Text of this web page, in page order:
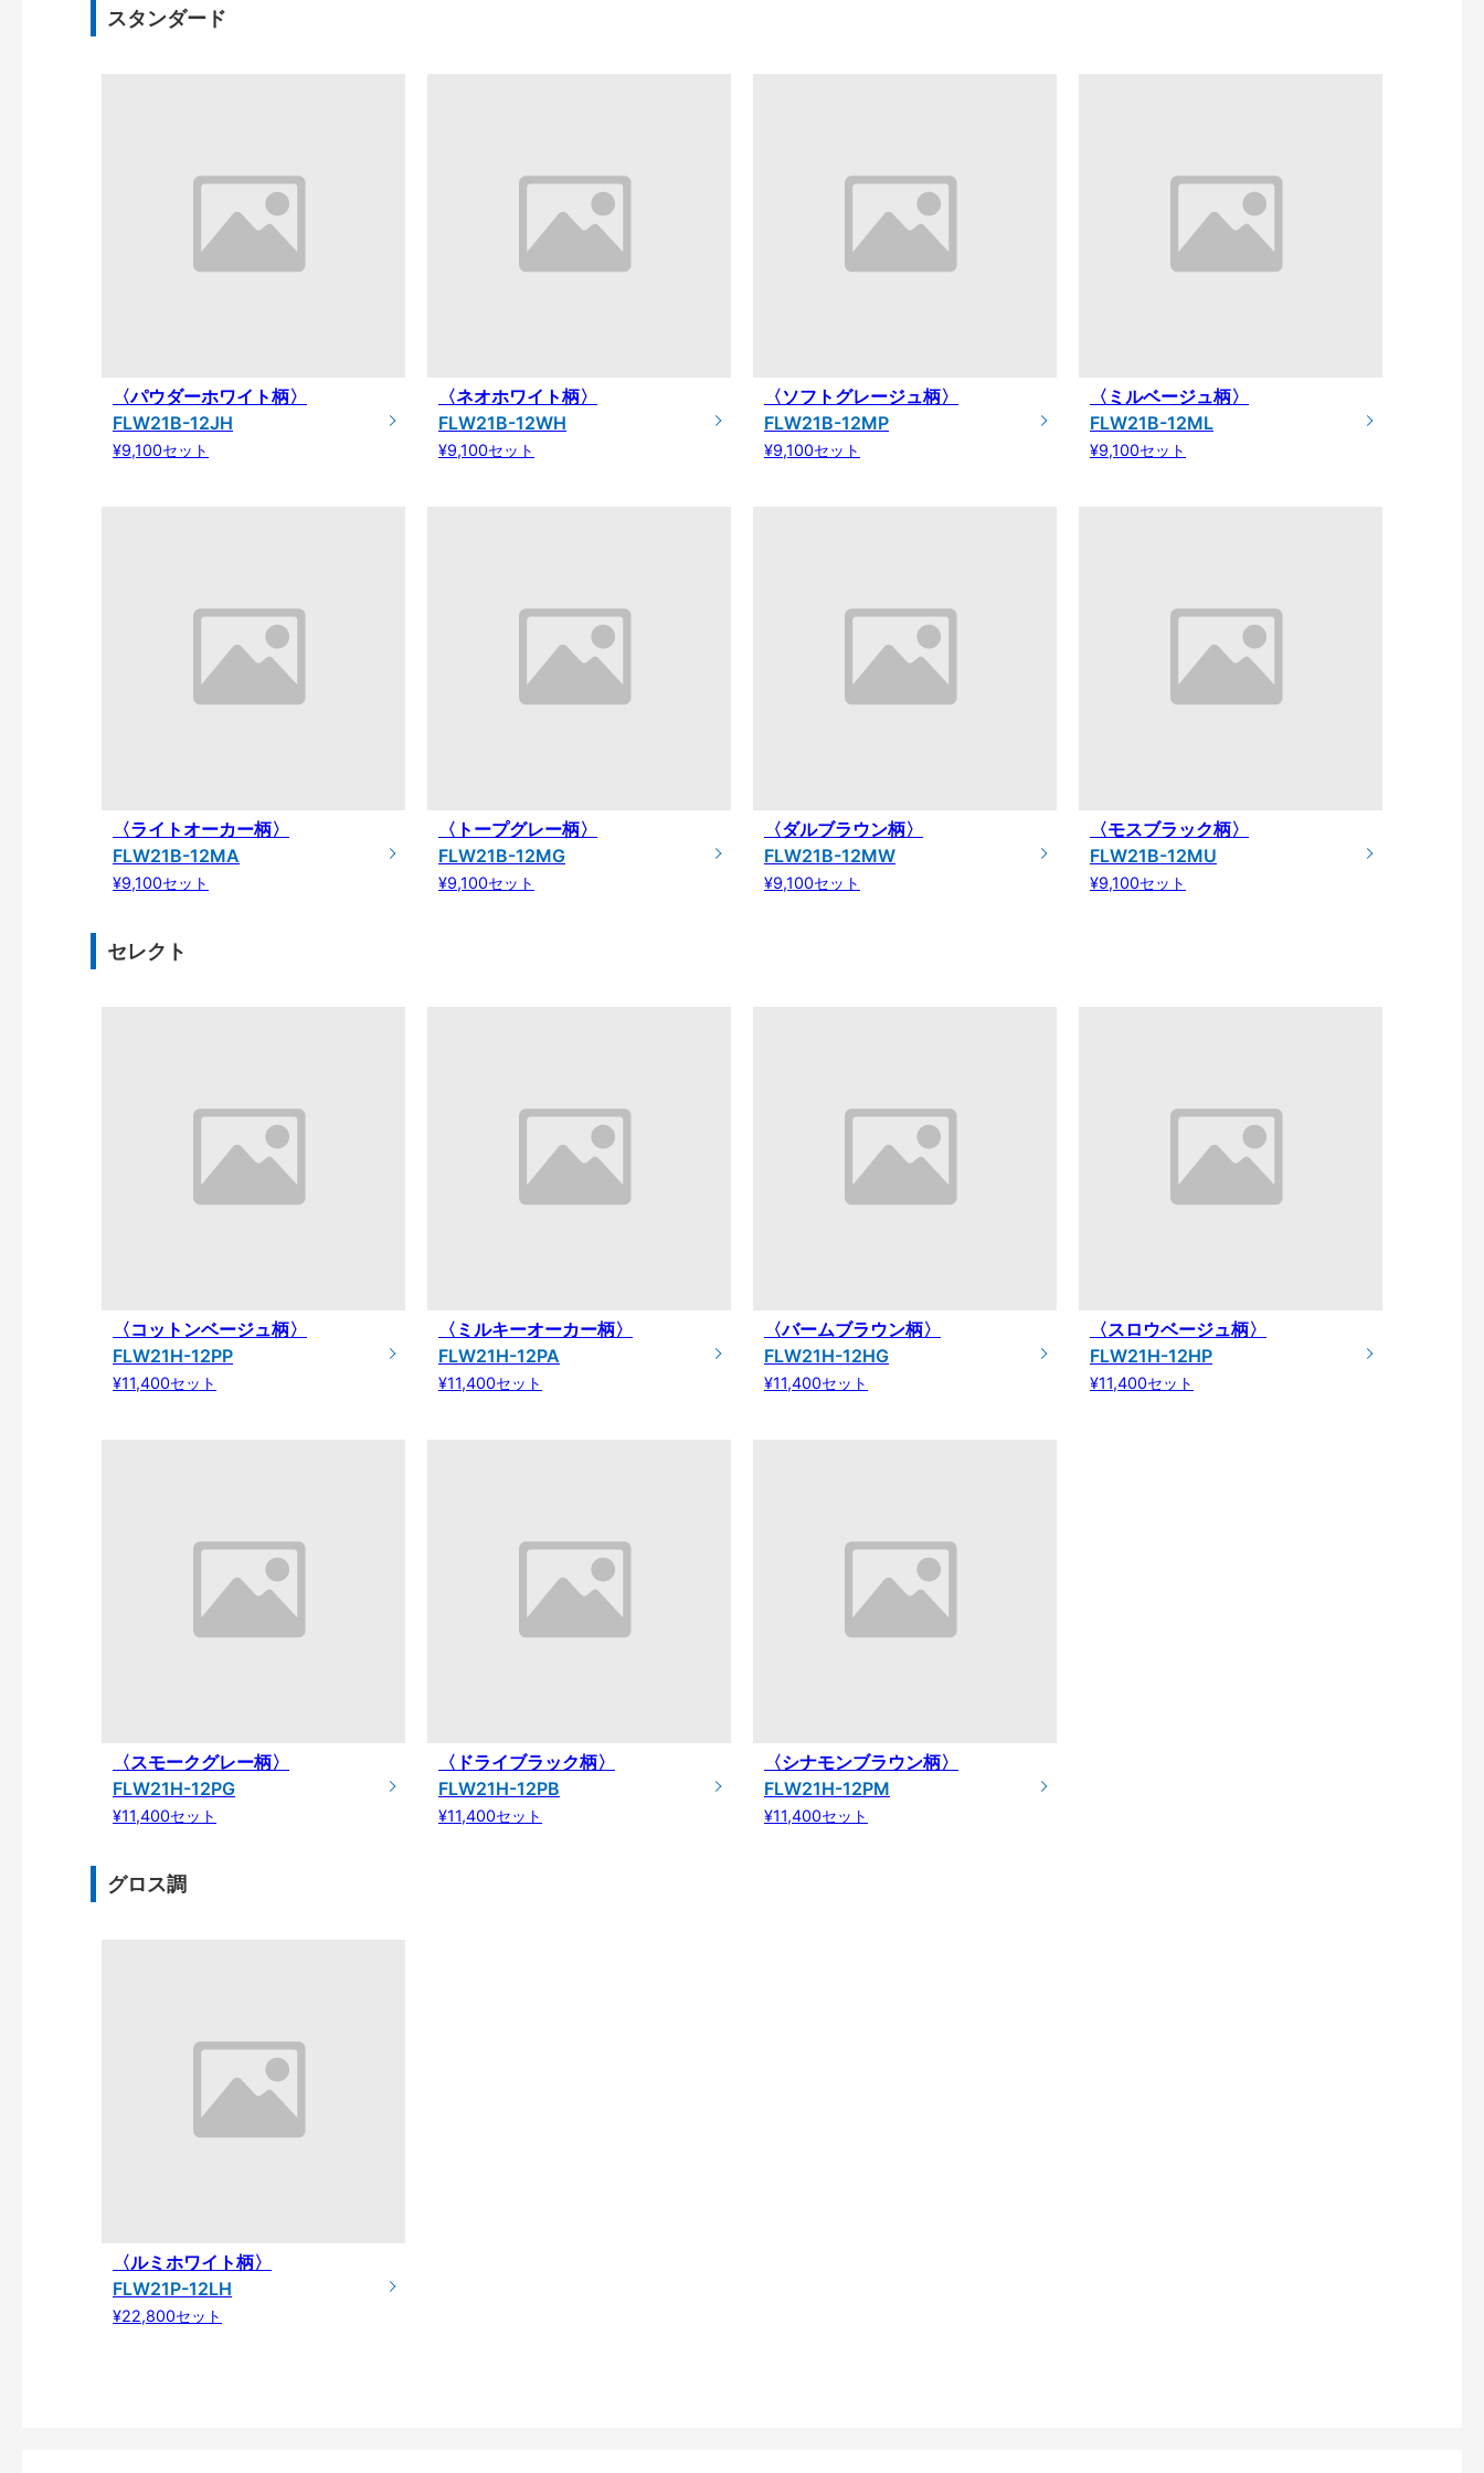
スタンダード
〈パウダーホワイト柄〉
FLW21B-12JH
¥9,100セット
〈ネオホワイト柄〉
FLW21B-12WH
¥9,100セット
〈ソフトグレージュ柄〉
FLW21B-12MP
¥9,100セット
〈ミルベージュ柄〉
FLW21B-12ML
¥9,100セット
〈ライトオーカー柄〉
FLW21B-12MA
¥9,100セット
〈トープグレー柄〉
FLW21B-12MG
¥9,100セット
〈ダルブラウン柄〉
FLW21B-12MW
¥9,100セット
〈モスブラック柄〉
FLW21B-12MU
¥9,100セット
セレクト
〈コットンベージュ柄〉
FLW21H-12PP
¥11,400セット
〈ミルキーオーカー柄〉
FLW21H-12PA
¥11,400セット
〈バームブラウン柄〉
FLW21H-12HG
¥11,400セット
〈スロウベージュ柄〉
FLW21H-12HP
¥11,400セット
〈スモークグレー柄〉
FLW21H-12PG
¥11,400セット
〈ドライブラック柄〉
FLW21H-12PB
¥11,400セット
〈シナモンブラウン柄〉
FLW21H-12PM
¥11,400セット
グロス調
〈ルミホワイト柄〉
FLW21P-12LH
¥22,800セット